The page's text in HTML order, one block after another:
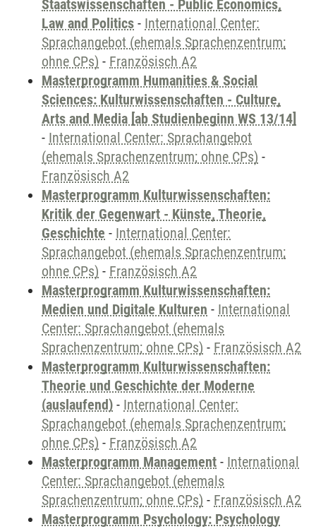
Staatswissenschaften - Public Economics,
Law and Politics - International Center:
Sprachangebot (ehemals Sprachenzentrum;
ohne CPs) - Französisch A2
Masterprogramm Humanities & Social
Sciences: Kulturwissenschaften - Culture,
Arts and Media [ab Studienbeginn WS 13/14]
- International Center: Sprachangebot
(ehemals Sprachenzentrum; ohne CPs) -
Französisch A2
Masterprogramm Kulturwissenschaften:
Kritik der Gegenwart - Künste, Theorie,
Geschichte - International Center:
Sprachangebot (ehemals Sprachenzentrum;
ohne CPs) - Französisch A2
Masterprogramm Kulturwissenschaften:
Medien und Digitale Kulturen - International
Center: Sprachangebot (ehemals
Sprachenzentrum; ohne CPs) - Französisch A2
Masterprogramm Kulturwissenschaften:
Theorie und Geschichte der Moderne
(auslaufend) - International Center:
Sprachangebot (ehemals Sprachenzentrum;
ohne CPs) - Französisch A2
Masterprogramm Management - International
Center: Sprachangebot (ehemals
Sprachenzentrum; ohne CPs) - Französisch A2
Masterprogramm Psychology: Psychology